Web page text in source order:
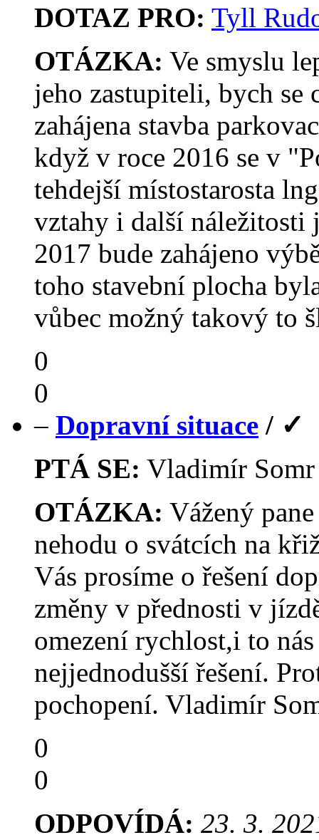
DOTAZ PRO: Tyll
OTÁZKA: Ve smyslu
jeho zastupiteli, bych se
zahájena stavba
když v roce 2016 se v
tehdejší místostarosta
vztahy i další náležitosti
2017 bude zahájeno
toho stavební plocha
vůbec možný takový to
0
0
– Dopravní situace / ✓
PTÁ SE: Vladimír
OTÁZKA: Vážený
nehodu o svátcích na
Vás prosíme o řešení
změny v přednosti v
omezení rychlost,i to
nejjednodušší řešení.
pochopení. Vladimír
0
0
ODPOVÍDÁ: 23. 3.